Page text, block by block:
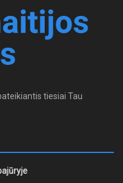
tiesiai Tau